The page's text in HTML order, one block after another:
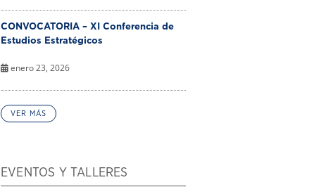
CONVOCATORIA – XI Conferencia de
Estudios Estratégicos
enero 23, 2026
VER MÁS
EVENTOS Y TALLERES